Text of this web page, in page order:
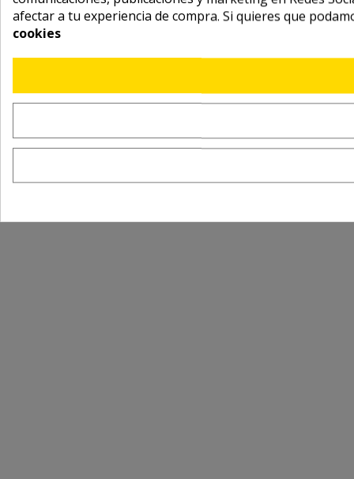
afectar a tu experiencia de compra. Si quieres que
cookies